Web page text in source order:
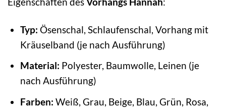
Typ: Ösenschal, Schlaufenschal, Vorhang mit
Kräuselband (je nach Ausführung)
Material: Polyester, Baumwolle, Leinen (je
nach Ausführung)
Farben: Weiß, Grau, Beige, Blau, Grün, Rosa,